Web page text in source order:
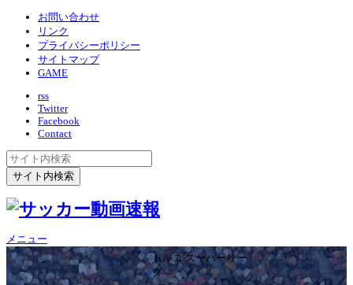
お問い合わせ
リンク
プライバシーポリシー
サイトマップ
GAME
rss
Twitter
Facebook
Contact
メニュー
トルコ スーパーリー
グ